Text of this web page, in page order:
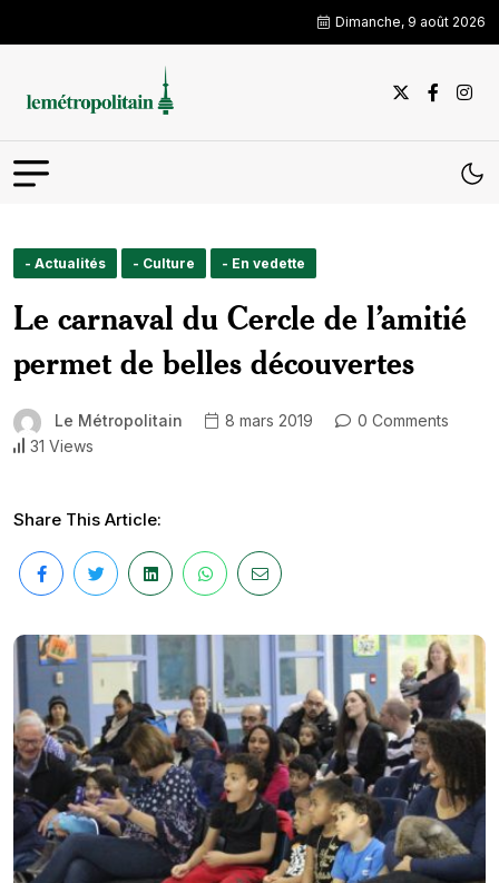
Dimanche, 9 août 2026
- Actualités - Culture - En vedette
Le carnaval du Cercle de l’amitié
permet de belles découvertes
Le Métropolitain 8 mars 2019
0 Comments
31 Views
Share This Article: